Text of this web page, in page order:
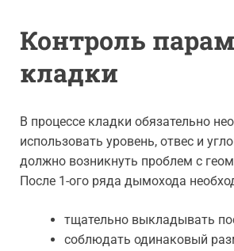
Контроль
кладки
В процессе кладки обязательно
использовать уровень, отвес и
должно возникнуть проблем с
После 1-ого ряда дымохода
тщательно выкладывать
соблюдать одинаковый